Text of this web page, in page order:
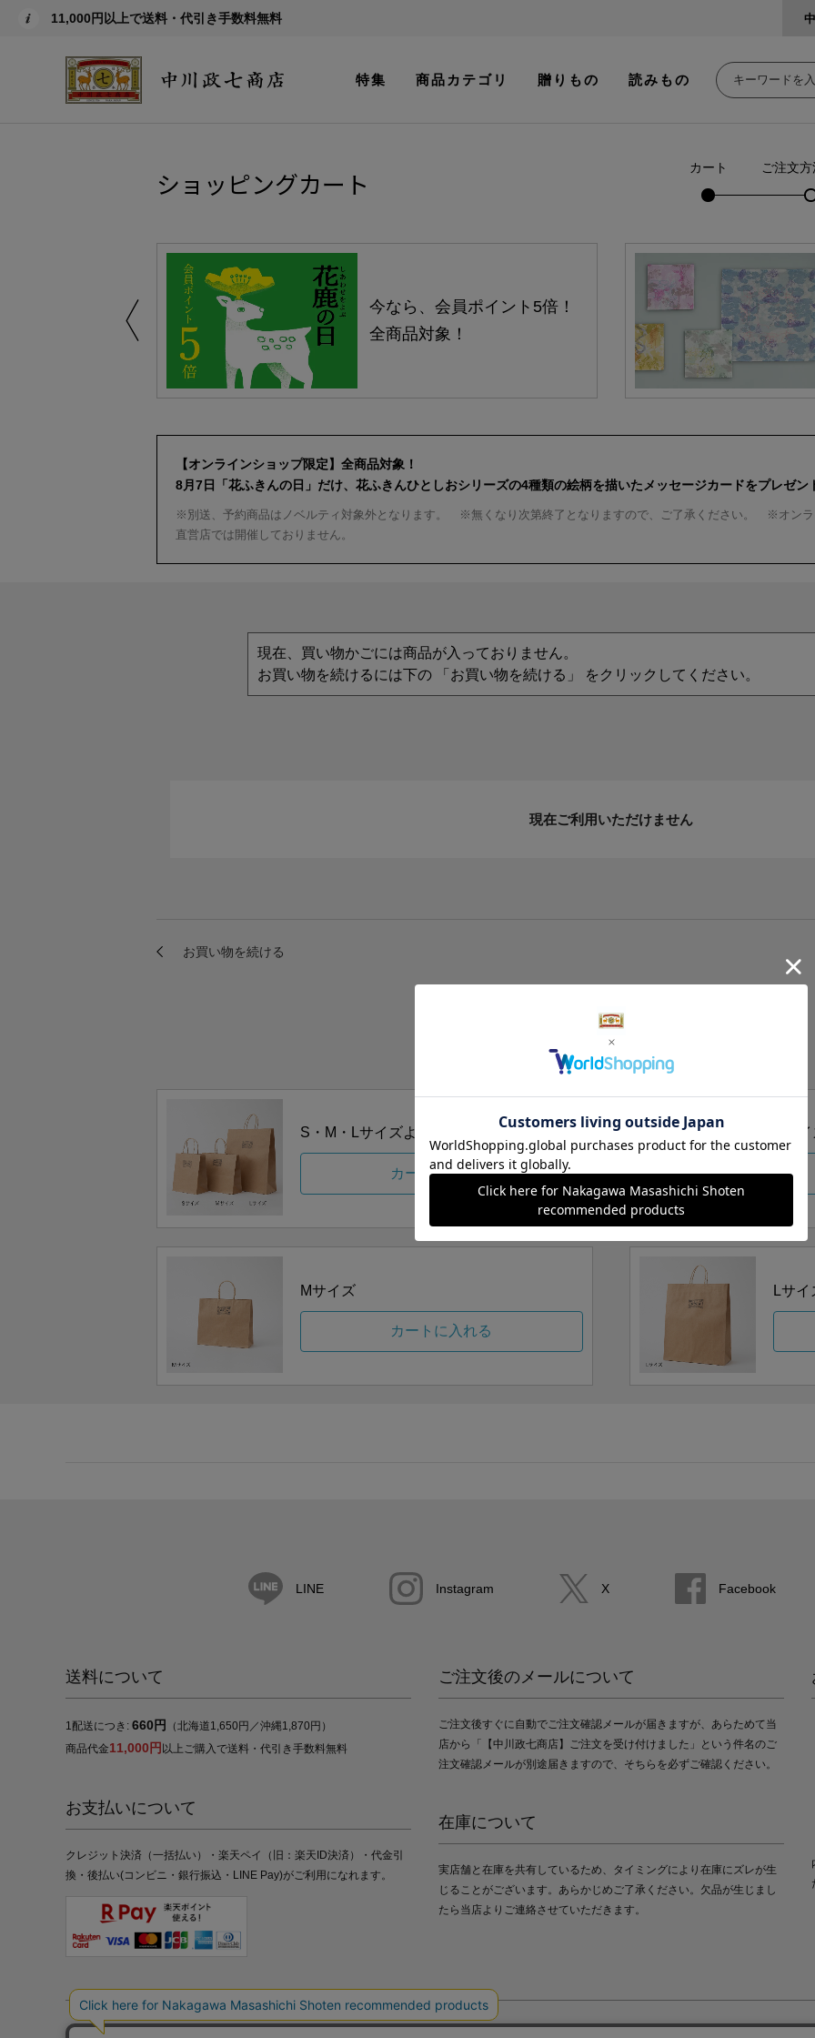
11,000円以上で送料・代引き手数料無料
特集 商品カテゴリ 贈りもの 読みもの
ショッピングカート カート ご注文
今なら、会員ポイント5倍！
全商品対象！
【オンラインショップ限定】全商品対象！
8月7日「花ふきんの日」だけ、花ふきんひとしおシリーズの4種類の絵柄を描いたメッセージカードをプレゼン
※別送、予約商品はノベルティ対象外となります。 ※無くなり次第終了となりますので、ご了承ください。 ※オンラ
直営店では開催しておりません。
現在、買い物かごには商品が入っておりません。
お買い物を続けるには下の 「お買い物を続ける」 をクリックしてください。
現在ご利用いただけません
手提げ袋（有料）はこちら
S・M・Lの3つサイズをご用意しております。
S・M・Lサイズより当店にお任せ
カートに入れる
Sサ
Mサイズ
カートに入れる
Lサイ
LINE Instagram X Facebook
送料について
1配送につき: 660円
（北海道1,650円／沖縄1,870円）
商品代金11,000円 以上ご購入で送料・代引き手数料無料
お支払いについて
クレジット決済（一括払い）・楽天ペイ（旧：楽天ID決済）・代金引
換・後払い(コンビニ・銀行振込・LINE Pay)がご利用になれます。
ご注文後のメールについて
ご注文後すぐに自動でご注文確認メールが届きますが、あらためて当
店から「【中川政七商店】ご注文を受け付けました」という件名のご
注文確認メールが別途届きますので、そちらを必ずご確認ください。
在庫について
実店舗と在庫を共有しているため、タイミングにより在庫にズレが生
じることがございます。あらかじめご了承ください。欠品が生じまし
たら当店よりご連絡させていただきます。